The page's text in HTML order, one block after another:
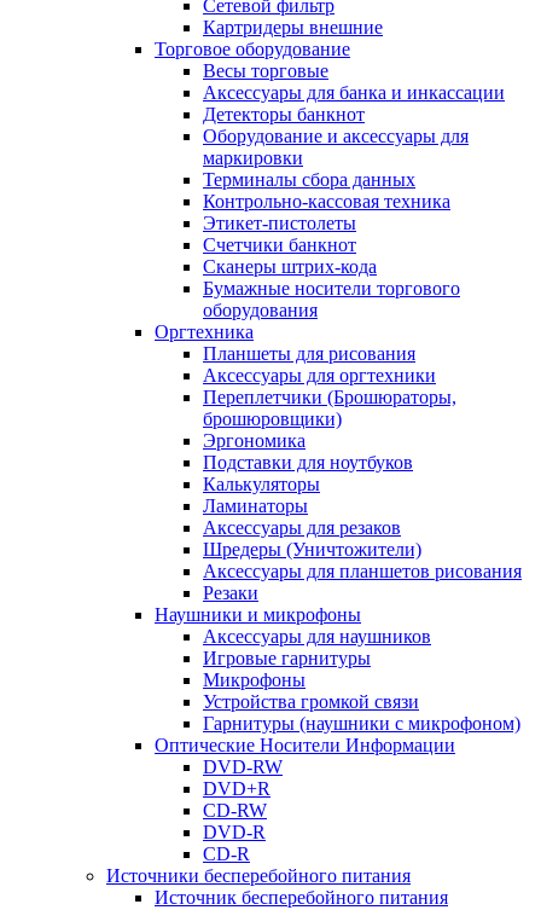
Сетевой фильтр
Картридеры внешние
Торговое оборудование
Весы торговые
Аксессуары для банка и инкассации
Детекторы банкнот
Оборудование и аксессуары для
маркировки
Терминалы сбора данных
Контрольно-кассовая техника
Этикет-пистолеты
Счетчики банкнот
Сканеры штрих-кода
Бумажные носители торгового
оборудования
Оргтехника
Планшеты для рисования
Аксессуары для оргтехники
Переплетчики (Брошюраторы,
брошюровщики)
Эргономика
Подставки для ноутбуков
Калькуляторы
Ламинаторы
Аксессуары для резаков
Шредеры (Уничтожители)
Аксессуары для планшетов рисования
Резаки
Наушники и микрофоны
Аксессуары для наушников
Игровые гарнитуры
Микрофоны
Устройства громкой связи
Гарнитуры (наушники с микрофоном)
Оптические Носители Информации
DVD-RW
DVD+R
CD-RW
DVD-R
CD-R
Источники бесперебойного питания
Источник бесперебойного питания